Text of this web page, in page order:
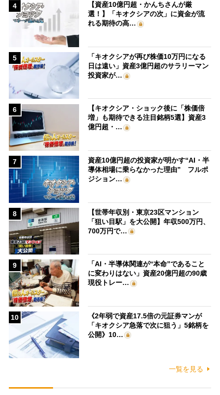
4
【資産10億円超・かんちさんが厳
選！】「キオクシアの次」に資金が流
れる期待の高…
5
「キオクシアが再び株価10万円になる
日は遠い」資産3億円超のサラリーマン
投資家が…
6
【キオクシア・ショック後に「株価倍
増」も期待できる注目銘柄5選】資産3
億円超・…
7
資産10億円超の投資家が明かす“AI・半
導体相場に乗らなかった理由” フルポ
ジション…
8
【世帯年収別・東京23区マンション
「狙い目駅」を大公開】年収500万円、
700万円で…
9
「AI・半導体関連が“本命”であること
に変わりはない」資産20億円超の90歳
現役トレー…
10
《2年弱で資産17.5倍の元証券マンが
「キオクシア急落で次に狙う」5銘柄を
公開》10…
一覧を見る